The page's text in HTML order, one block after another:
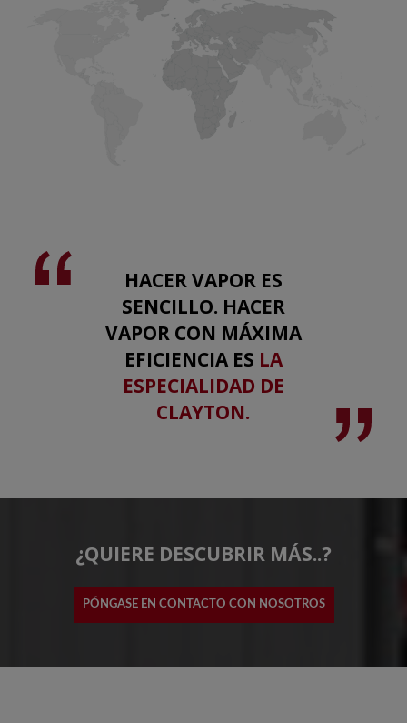
HACER VAPOR ES
SENCILLO. HACER
VAPOR CON MÁXIMA
EFICIENCIA ES LA
ESPECIALIDAD DE
CLAYTON.
¿QUIERE DESCUBRIR MÁS..?
PÓNGASE EN CONTACTO CON NOSOTROS